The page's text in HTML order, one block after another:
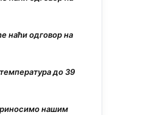
наћи одговор на
до 39
нашим